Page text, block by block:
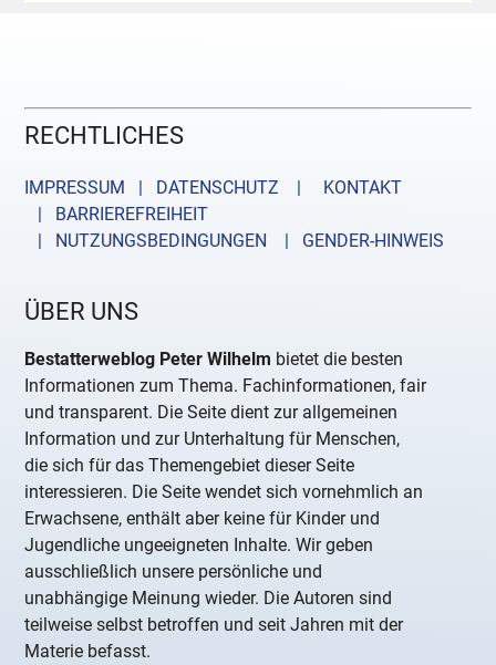
RECHTLICHES
IMPRESSUM | DATENSCHUTZ |
KONTAKT
| BARRIEREFREIHEIT
| NUTZUNGSBEDINGUNGEN
| GENDER-HINWEIS
ÜBER UNS
Bestatterweblog Peter Wilhelm bietet die besten
Informationen zum Thema. Fachinformationen, fair
und transparent. Die Seite dient zur allgemeinen
Information und zur Unterhaltung für Menschen,
die sich für das Themengebiet dieser Seite
interessieren. Die Seite wendet sich vornehmlich an
Erwachsene, enthält aber keine für Kinder und
Jugendliche ungeeigneten Inhalte. Wir geben
ausschließlich unsere persönliche und
unabhängige Meinung wieder. Die Autoren sind
teilweise selbst betroffen und seit Jahren mit der
Materie befasst.